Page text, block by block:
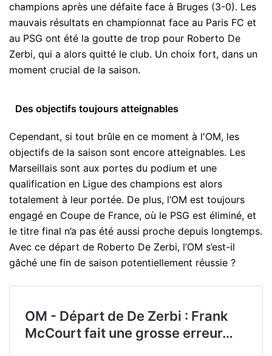
champions après une défaite face à Bruges (3-0). Les
mauvais résultats en championnat face au Paris FC et
au PSG ont été la goutte de trop pour Roberto De
Zerbi, qui a alors quitté le club. Un choix fort, dans un
moment crucial de la saison.
Des objectifs toujours atteignables
Cependant, si tout brûle en ce moment à l'OM, les
objectifs de la saison sont encore atteignables. Les
Marseillais sont aux portes du podium et une
qualification en Ligue des champions est alors
totalement à leur portée. De plus, l’OM est toujours
engagé en Coupe de France, où le PSG est éliminé, et
le titre final n’a pas été aussi proche depuis longtemps.
Avec ce départ de Roberto De Zerbi, l’OM s’est-il
gâché une fin de saison potentiellement réussie ?
OM - Départ de De Zerbi : Frank
McCourt fait une grosse erreur…